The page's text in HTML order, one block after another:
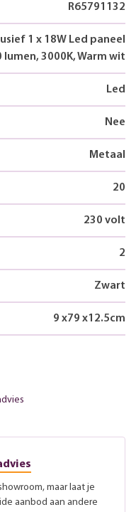
R65791132
1 x 18W Led paneel
lumen, 3000K, Warm wit
Led
Nee
Metaal
20
230 volt
2
Zwart
9 x79 x12.5cm
maar laat je
aanbod aan andere